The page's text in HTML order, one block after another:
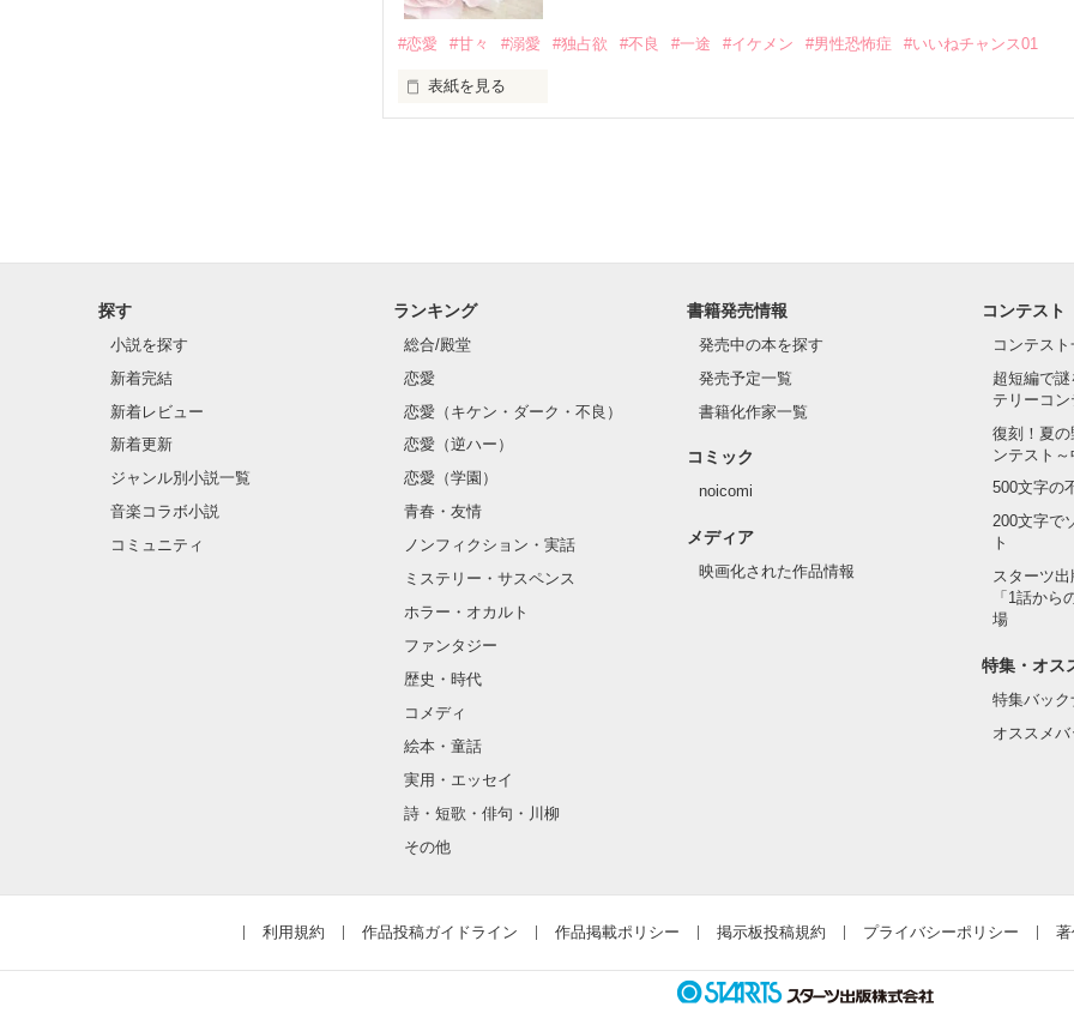
基本女子に冷たいのに澪にはわんこ男子になる
篠宮光-ShinomiyaHikaru
✨.ﾟ･*..☆.｡.:*✨.☆.｡.:. *:ﾟ✨.ﾟ･*..☆.｡.:*✨
#恋愛 #甘々 #溺愛 #独占欲 #不良 #一途 #イケメン #男性恐怖症 #いいねチャンス01
表紙を見る
クラス替えをして隣の席になったのは────
金髪に近い明るい髪色
片耳には琥珀色のピアス
ほとんど笑顔なんて見せたことがなくてぶっきらぼう
そんな性格と見た目のせいで学校中のみんなから
怖くて近づいてはいけない人だと思っていたのに
「なんかあったら連絡して。すぐ助けに行く」
噂や見た目とは違って、私にはすごく優しい
天地くんは私にとってヒーローのような人だった。
探す
小説を探す
新着完結
新着レビュー
新着更新
ジャンル別小説一覧
音楽コラボ小説
コミュニティ
ランキング
総合/殿堂
恋愛
恋愛（キケン・ダーク・不良）
恋愛（逆ハー）
恋愛（学園）
青春・友情
ノンフィクション・実話
ミステリー・サスペンス
ホラー・オカルト
ファンタジー
歴史・時代
コメディ
絵本・童話
実用・エッセイ
詩・短歌・俳句・川柳
その他
書籍発売情報
発売中の本を探す
発売予定一覧
書籍化作家一覧
コミック
noicomi
メディア
映画化された作品情報
コンテスト
コンテス
超短編で
テリーコ
復刻！夏
ンテスト
500文字の
200文字で
ト
スターツ
「1話から
場
特集・オス
特集バッ
オススメ
利用規約 作品投稿ガイドライン 作品掲載ポリシー 掲示板投稿規約 プライバシーポリシー